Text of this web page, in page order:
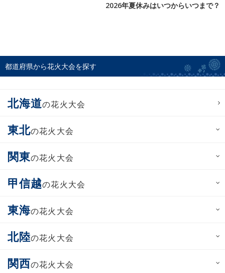
2026年夏休みはいつからいつまで？
都道府県から花火大会を探す
北海道の花火大会
東北の花火大会
関東の花火大会
甲信越の花火大会
東海の花火大会
北陸の花火大会
関西の花火大会